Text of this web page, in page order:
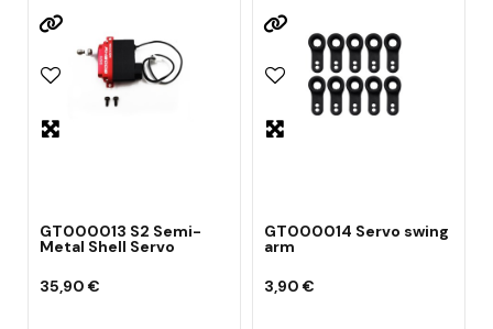
GT000013 S2 Semi-
Metal Shell Servo
35,90 €
GT000014 Servo swing
arm
3,90 €